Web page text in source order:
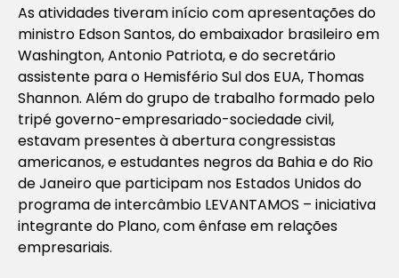
As atividades tiveram início com apresentações do
ministro Edson Santos, do embaixador brasileiro em
Washington, Antonio Patriota, e do secretário
assistente para o Hemisfério Sul dos EUA, Thomas
Shannon. Além do grupo de trabalho formado pelo
tripé governo-empresariado-sociedade civil,
estavam presentes à abertura congressistas
americanos, e estudantes negros da Bahia e do Rio
de Janeiro que participam nos Estados Unidos do
programa de intercâmbio LEVANTAMOS – iniciativa
integrante do Plano, com ênfase em relações
empresariais.